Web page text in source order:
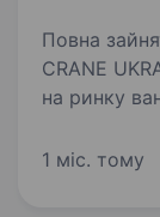
Повна
CRANE
на ринку
орендою та
1 міс. тому